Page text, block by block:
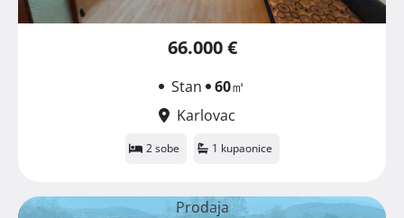
66.000 €
Stan 60㎡
Karlovac
2 sobe 1 kupaonice
Prodaja